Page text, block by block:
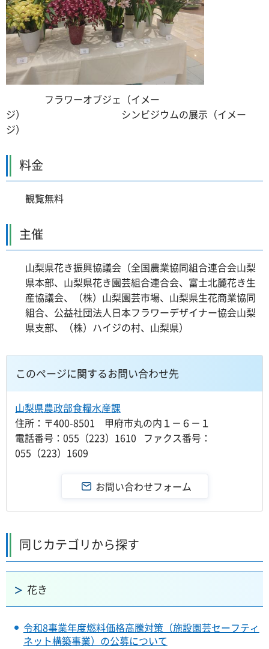
フラワーオブジェ（イメー
ジ） シンビジウムの展示（イメー
ジ）
料金
観覧無料
主催
山梨県花き振興協議会（全国農業協同組合連合会山梨
県本部、山梨県花き園芸組合連合会、富士北麓花き生
産協議会、（株）山梨園芸市場、山梨県生花商業協同
組合、公益社団法人日本フラワーデザイナー協会山梨
県支部、（株）ハイジの村、山梨県）
このページに関するお問い合わせ先
山梨県農政部食糧水産課
住所：〒400-8501 甲府市丸の内１－６－１
電話番号：055（223）1610 ファクス番号：
055（223）1609
同じカテゴリから探す
花き
令和8事業年度燃料価格高騰対策（施設園芸セーフティ
ネット構築事業）の公募について